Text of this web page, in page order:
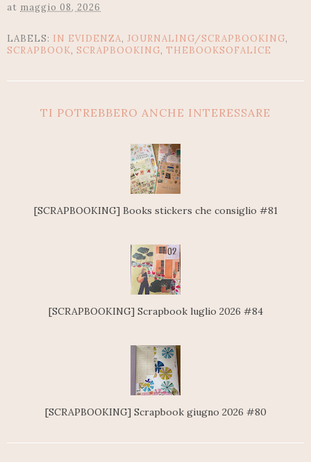
at maggio 08, 2026
LABELS: IN EVIDENZA, JOURNALING/SCRAPBOOKING,
SCRAPBOOK, SCRAPBOOKING, THEBOOKSOFALICE
TI POTREBBERO ANCHE INTERESSARE
[SCRAPBOOKING] Books stickers che consiglio #81
[SCRAPBOOKING] Scrapbook luglio 2026 #84
[SCRAPBOOKING] Scrapbook giugno 2026 #80